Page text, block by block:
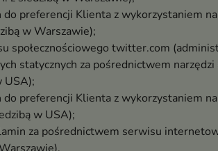
preferencji Klienta z wykorzystaniem
w Warszawie);
społecznościowego twitter.com
statycznych za pośrednictwem
USA);
preferencji Klienta z wykorzystaniem
w USA);
za pośrednictwem serwisu